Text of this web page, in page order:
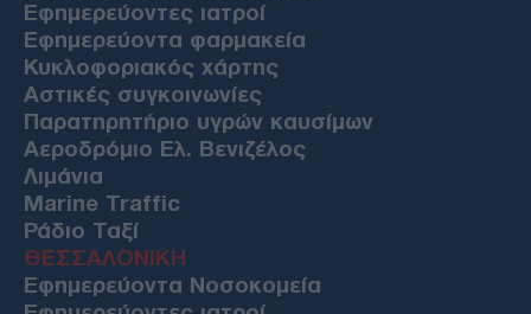
Εφημερεύοντες ιατροί
Εφημερεύοντα φαρμακεία
Κυκλοφοριακός χάρτης
Αστικές συγκοινωνίες
Παρατηρητήριο υγρών καυσίμων
Αεροδρόμιο Ελ. Βενιζέλος
Λιμάνια
Marine Traffic
Ράδιο Ταξί
ΘΕΣΣΑΛΟΝΙΚΗ
Εφημερεύοντα Νοσοκομεία